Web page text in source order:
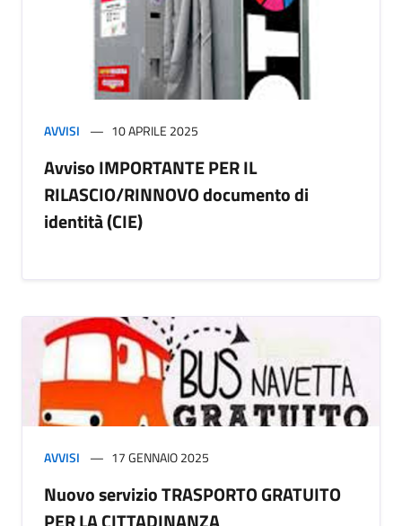
AVVISI 10 APRILE 2025
Avviso IMPORTANTE PER IL
RILASCIO/RINNOVO documento di
identità (CIE)
AVVISI 17 GENNAIO 2025
Nuovo servizio TRASPORTO GRATUITO